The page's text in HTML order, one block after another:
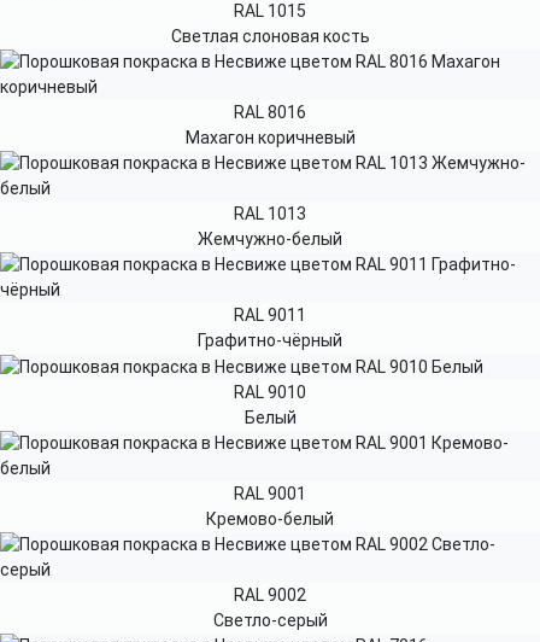
RAL 1015
Светлая слоновая кость
RAL 8016
Махагон коричневый
RAL 1013
Жемчужно-белый
RAL 9011
Графитно-чёрный
RAL 9010
Белый
RAL 9001
Кремово-белый
RAL 9002
Светло-серый